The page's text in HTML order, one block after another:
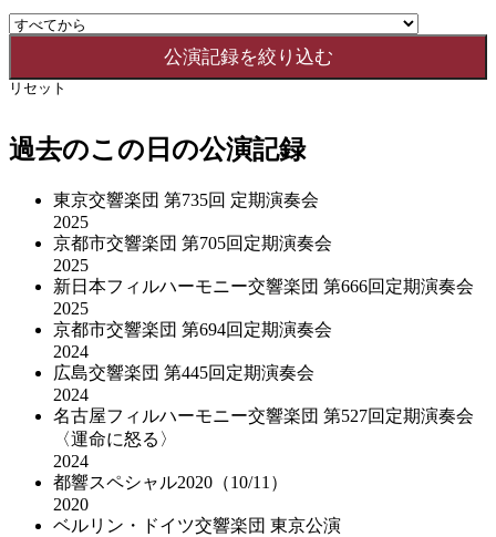
リセット
過去のこの日の公演記録
東京交響楽団 第735回 定期演奏会
2025
京都市交響楽団 第705回定期演奏会
2025
新日本フィルハーモニー交響楽団 第666回定期演奏会
2025
京都市交響楽団 第694回定期演奏会
2024
広島交響楽団 第445回定期演奏会
2024
名古屋フィルハーモニー交響楽団 第527回定期演奏会
〈運命に怒る〉
2024
都響スペシャル2020（10/11）
2020
ベルリン・ドイツ交響楽団 東京公演